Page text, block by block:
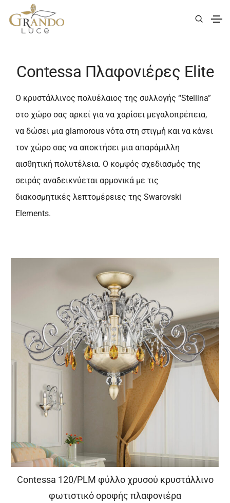
|Elite|Contessa
Contessa Πλαφονιέρες Elite
Ο κρυστάλλινος πολυέλαιος της συλλογής “Stellina”
στο χώρο σας αρκεί για να χαρίσει μεγαλοπρέπεια,
να δώσει μια glamorous νότα στη στιγμή και να κάνει
τον χώρο σας να αποκτήσει μια απαράμιλλη
αισθητική πολυτέλεια. Ο κομψός σχεδιασμός της
σειράς αναδεικνύεται αρμονικά με τις
διακοσμητικές λεπτομέρειες της Swarovski
Elements.
Contessa 120/PLM φύλλο χρυσού κρυστάλλινο
φωτιστικό οροφής πλαφονιέρα